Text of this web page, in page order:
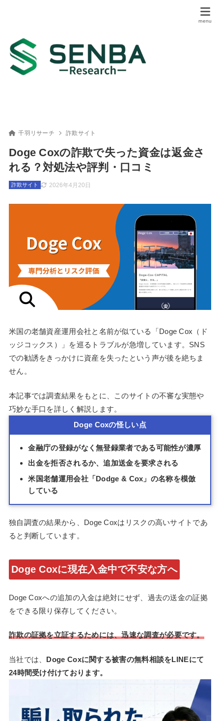
千羽リサーチ 詐欺サイト
Doge Coxの詐欺で失った資金は返金さ
れる？対処法や評判・口コミ
2026年4月20日
詐欺サイト
米国の老舗資産運用会社と名前が似ている「Doge Cox（ド
ッジコックス）」を巡るトラブルが急増しています。SNS
での勧誘をきっかけに資産を失ったという声が後を絶ちま
せん。
本記事では調査結果をもとに、このサイトの不審な実態や
巧妙な手口を詳しく解説します。
Doge Coxの怪しい点
金融庁の登録がなく無登録業者である可能性が濃厚
出金を拒否されるか、追加送金を要求される
米国老舗運用会社「Dodge & Cox」の名称を模倣
している
独自調査の結果から、Doge Coxはリスクの高いサイトであ
ると判断しています。
Doge Coxに現在入金中で不安な方へ
Doge Coxへの追加の入金は絶対にせず、過去の送金の証拠
をできる限り保存してください。
詐欺の証拠を立証するためには、迅速な調査が必要です。
当社では、 Doge Coxに関する被害の無料相談をLINEにて
24時間受け付けております。